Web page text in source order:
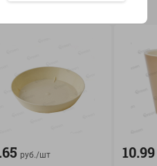
История покупок
руб./шт 10.99